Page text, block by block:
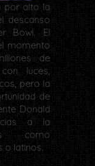
por alto la
descanso
Bowl. El
momento
de
luces,
pero la
de
Donald
a la
como
o latinos.